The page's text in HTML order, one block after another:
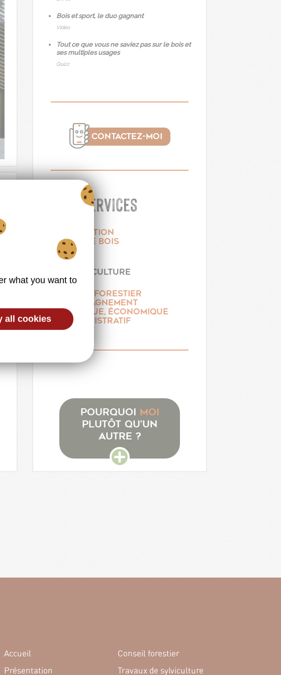
Bois et sport, le duo gagnant
Vidéo
Tout ce que vous ne saviez pas sur le bois et
ses multiples usages
Quizz
CONTACTEZ-MOI
Mes services
EXPLOITATION
ACHAT DE BOIS
TRAVAUX
DE SYLVICULTURE
CONSEIL FORESTIER
ACCOMPAGNEMENT
TECHNIQUE, ÉCONOMIQUE
ET ADMINISTRATIF
Pourquoi moi
plutôt qu’un
autre ?
Accueil
Présentation
Conseil forestier
Travaux de sylviculture
what you want to
all cookies